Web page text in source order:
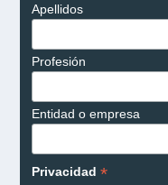
Apellidos
Profesión
Entidad o empresa
Privacidad *